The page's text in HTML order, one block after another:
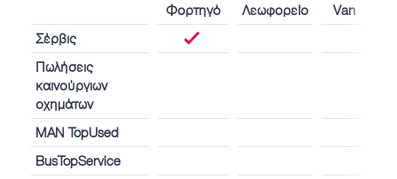
Φορτηγό Λεωφορείο
Van
Σέρβις
Πωλήσεις
καινούργιων
οχημάτων
MAN TopUsed
BusTopService